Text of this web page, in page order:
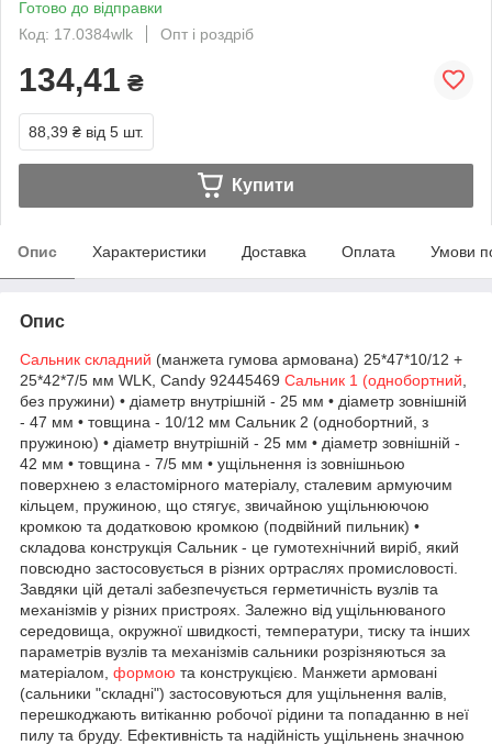
Готово до відправки
Код: 17.0384wlk
Опт і роздріб
134,41 ₴
88,39 ₴ від 5 шт.
Купити
Опис Характеристики Доставка Оплата Умови
Опис
Сальник складний (манжета гумова армована) 25*47*10/12 +
25*42*7/5 мм WLK, Candy 92445469 Сальник 1 (однобортний
без пружини) • діаметр внутрішній - 25 мм • діаметр зовнішній
- 47 мм • товщина - 10/12 мм Сальник 2 (однобортний, з
пружиною) • діаметр внутрішній - 25 мм • діаметр зовнішній -
42 мм • товщина - 7/5 мм • ущільнення із зовнішньою
поверхнею з еластомірного матеріалу, сталевим армуючим
кільцем, пружиною, що стягує, звичайною ущільнюючою
кромкою та додатковою кромкою (подвійний пильник) •
складова конструкція Сальник - це гумотехнічний виріб, який
повсюдно застосовується в різних ортраслях промисловості.
Завдяки цій деталі забезпечується герметичність вузлів та
механізмів у різних пристроях. Залежно від ущільнюваного
середовища, окружної швидкості, температури, тиску та інших
параметрів вузлів та механізмів сальники розрізняються за
матеріалом, формою та конструкцією. Манжети армовані
(сальники "складні") застосовуються для ущільнення валів,
перешкоджають витіканню робочої рідини та попаданню в неї
пилу та бруду. Ефективність та надійність ущільнень значною